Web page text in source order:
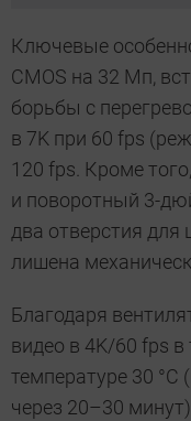
Ключевые
CMOS на 32 Мп,
борьбы с
в 7K при 60 fps
120 fps. Кроме
и поворотный 3-
два отверстия для
лишена
Благодаря
видео в 4K/60 fps в
температуре 30 °C
через 20–30 минут).